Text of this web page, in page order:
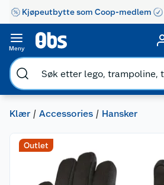
Kjøpeutbytte som Coop-medlem
Meny
Klær Accessories Hansker
Outlet